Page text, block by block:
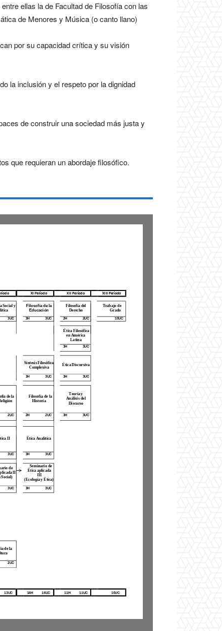
ellas la de Facultad de Filosofía con las
de Menores y Música (o canto llano)
por su capacidad crítica y su visión
la inclusión y el respeto por la dignidad
de construir una sociedad más justa y
que requieran un abordaje filosófico.